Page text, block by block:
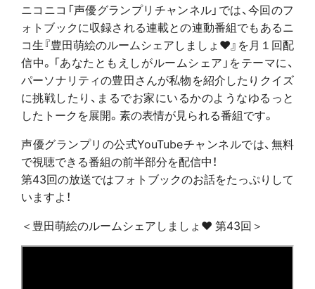
ニコニコ「声優グランプリチャンネル」では、今回のフ
ォトブックに収録される連載との連動番組でもあるニ
コ生『豊田萌絵のルームシェアしましょ♥』を月１回配
信中。「あなたともえしがルームシェア」をテーマに、
パーソナリティの豊田さんが私物を紹介したりクイズ
に挑戦したり、まるでお家にいるかのようなゆるっと
したトークを展開。素の表情が見られる番組です。
声優グランプリの公式YouTubeチャンネルでは、無料
で視聴できる番組の前半部分を配信中！
第43回の放送ではフォトブックのお話をたっぷりして
いますよ！
＜豊田萌絵のルームシェアしましょ♥ 第43回＞